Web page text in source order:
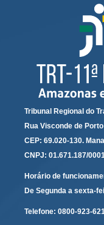
Concursos
Contas
Diários
e-Doc
Espaço do
Guias de
Leilão Público
META 9 do CNJ
Tribunal Regional do
Rua Visconde de
CEP: 69.020-130.
CNPJ: 01.671.187/
Horário de
De Segunda a sexta-
Telefone: 0800-923-